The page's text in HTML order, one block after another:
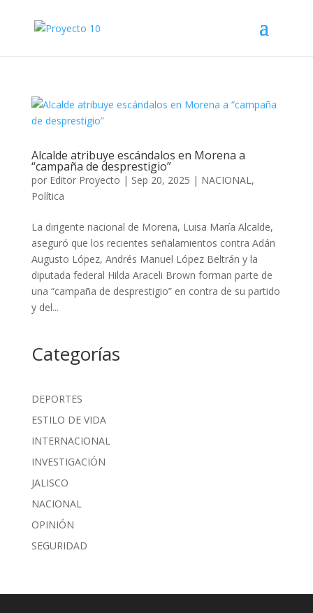
Alcalde atribuye escándalos en Morena a
“campaña de desprestigio”
por Editor Proyecto | Sep 20, 2025 | NACIONAL,
Política
La dirigente nacional de Morena, Luisa María Alcalde,
aseguró que los recientes señalamientos contra Adán
Augusto López, Andrés Manuel López Beltrán y la
diputada federal Hilda Araceli Brown forman parte de
una “campaña de desprestigio” en contra de su partido
y del...
Categorías
DEPORTES
ESTILO DE VIDA
INTERNACIONAL
INVESTIGACIÓN
JALISCO
NACIONAL
OPINIÓN
SEGURIDAD